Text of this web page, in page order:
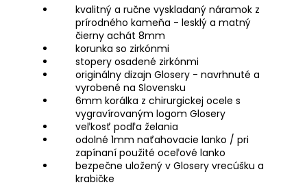
kvalitný a ručne vyskladaný náramok z
prírodného kameňa - lesklý a matný
čierny achát 8mm
korunka so zirkónmi
stopery osadené zirkónmi
originálny dizajn Glosery - navrhnuté a
vyrobené na Slovensku
6mm korálka z chirurgickej ocele s
vygravírovaným logom Glosery
veľkosť podľa želania
odolné 1mm naťahovacie lanko / pri
zapínaní použité oceľové lanko
bezpečne uložený v Glosery vrecúšku a
krabičke